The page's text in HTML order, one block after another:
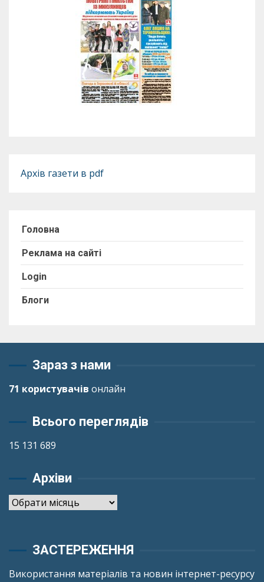
Архів газети в pdf
Головна
Реклама на сайті
Login
Блоги
Зараз з нами
71 користувачів онлайн
Всього переглядів
15 131 689
Архіви
Архіви
ЗАСТЕРЕЖЕННЯ
Використання матеріалів та новин інтернет-ресурсу